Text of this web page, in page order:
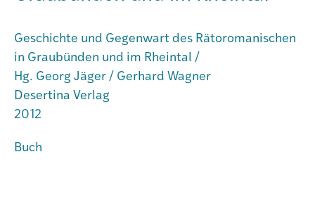
Publikationen
Personen
Geschichte und Gegenwart des Rätoromanischen
in Graubünden und im Rheintal /
Hg. Georg Jäger / Gerhard Wagner
Desertina Verlag
2012
Buch